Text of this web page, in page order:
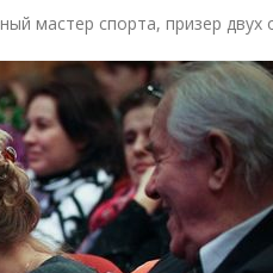
мастер спорта, призер двух